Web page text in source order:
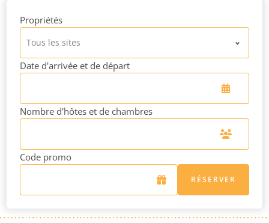
Propriétés
Tous les sites
Date d'arrivée et de départ
Nombre d'hôtes et de chambres
Code promo
RÉSERVER